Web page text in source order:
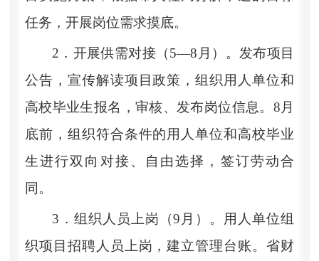
任务，开展岗位需求摸底。
2． 开展供需对接（5—8 月）。 发布项目
公告，宣传解读项目政策，组织用人单位和
高校毕业生报名，审核、发布岗位信息。 8 月
底前，组织符合条件的用人单位和高校毕业
生进行双向对接、自由选择，签订劳动合
同。
3． 组织人员上岗（9 月）。 用人单位组
织项目招聘人员上岗，建立管理台账。省财